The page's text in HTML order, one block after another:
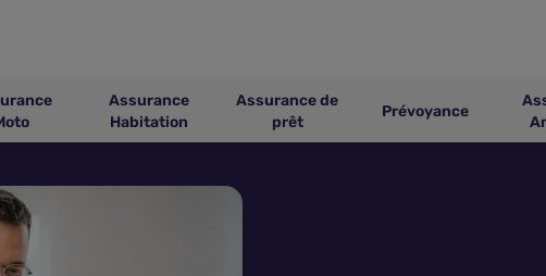
Assurance
Habitation
Assurance de
prêt
Prévoyance